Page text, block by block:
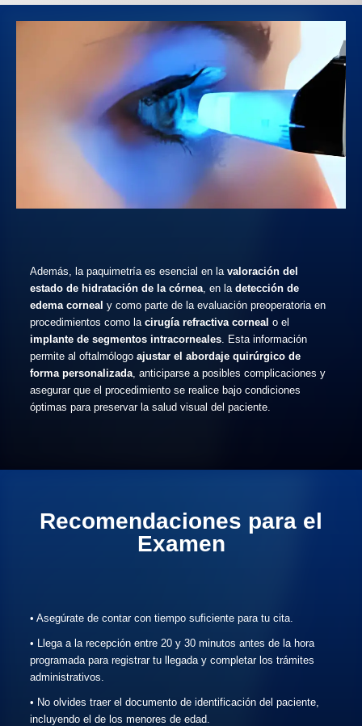
Además, la paquimetría es esencial en la valoración del
estado de hidratación de la córnea, en la detección de
edema corneal y como parte de la evaluación preoperatoria en
procedimientos como la cirugía refractiva corneal o el
implante de segmentos intracorneales. Esta información
permite al oftalmólogo ajustar el abordaje quirúrgico de
forma personalizada, anticiparse a posibles complicaciones y
asegurar que el procedimiento se realice bajo condiciones
óptimas para preservar la salud visual del paciente.
Recomendaciones para el
Examen
• Asegúrate de contar con tiempo suficiente para tu cita.
• Llega a la recepción entre 20 y 30 minutos antes de la hora
programada para registrar tu llegada y completar los trámites
administrativos.
• No olvides traer el documento de identificación del paciente,
incluyendo el de los menores de edad.